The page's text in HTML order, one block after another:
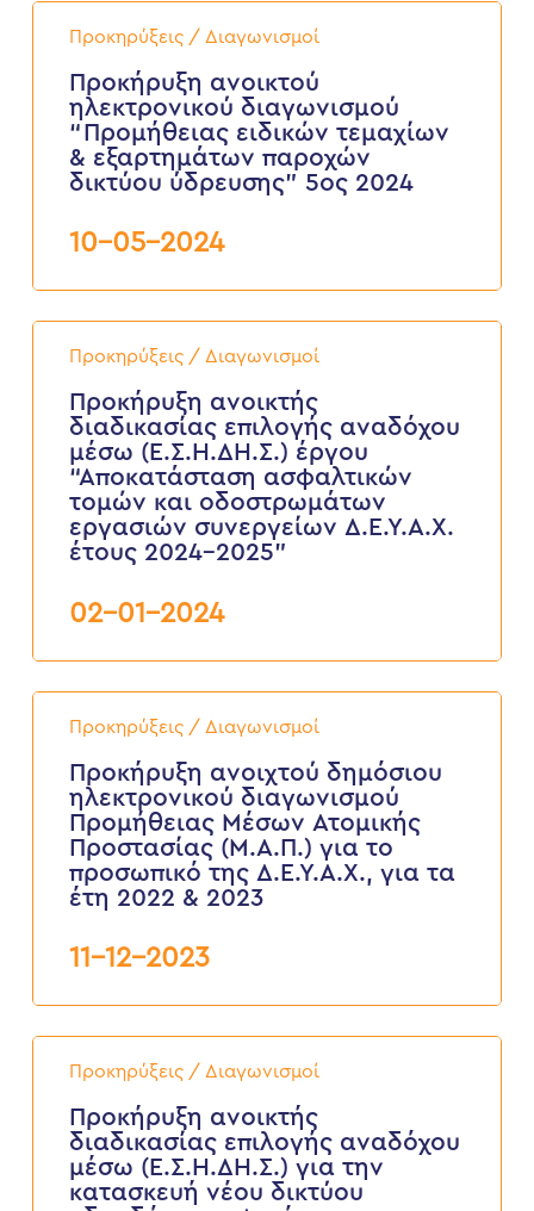
υδατικού
ισοζυγίου”
Προκήρυξη
ανοικτού
διαγωνισμού
“Προμήθειας
ειδικών
τεμαχίων
εξαρτημάτων
δικτύου
ύδρευσης”
2024
Προκηρύξεις / Διαγωνισμοί
Προκήρυξη ανοικτού
ηλεκτρονικού διαγωνισμού
“Προμήθειας ειδικών τεμαχίων
& εξαρτημάτων παροχών
δικτύου ύδρευσης” 5ος 2024
10-05-2024
Προκήρυξη
ανοικτής
επιλογής
αναδόχου
μέσω
(Ε.Σ.Η.ΔΗ.Σ.)
έργου
“Αποκατάσταση
ασφαλτικών
τομών
εργασιών
Δ.Ε.Υ.Α.Χ.
2024-
2025”
Προκηρύξεις / Διαγωνισμοί
Προκήρυξη ανοικτής
διαδικασίας επιλογής αναδόχου
μέσω (Ε.Σ.Η.ΔΗ.Σ.) έργου
“Αποκατάσταση ασφαλτικών
τομών και οδοστρωμάτων
εργασιών συνεργείων Δ.Ε.Υ.Α.Χ.
έτους 2024-2025”
02-01-2024
Προκήρυξη
ανοιχτού
ηλεκτρονικού
διαγωνισμού
Προμήθειας
Μέσων
Ατομικής
Προστασίας
(Μ.Α.Π.)
προσωπικό
Δ.Ε.Υ.Α.Χ.,
τα
2023
Προκηρύξεις / Διαγωνισμοί
Προκήρυξη ανοιχτού δημόσιου
ηλεκτρονικού διαγωνισμού
Προμήθειας Μέσων Ατομικής
Προστασίας (Μ.Α.Π.) για το
προσωπικό της Δ.Ε.Υ.Α.Χ., για τα
έτη 2022 & 2023
11-12-2023
Προκήρυξη
ανοικτής
επιλογής
αναδόχου
μέσω
(Ε.Σ.Η.ΔΗ.Σ.)
Προκηρύξεις / Διαγωνισμοί
Προκήρυξη ανοικτής
διαδικασίας επιλογής αναδόχου
μέσω (Ε.Σ.Η.ΔΗ.Σ.) για την
κατασκευή νέου δικτύου